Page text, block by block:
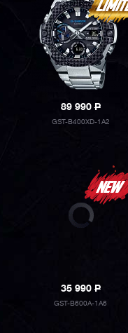
89 990P
GST-B400XD-1A2
35 990P
GST-B600A-1A6